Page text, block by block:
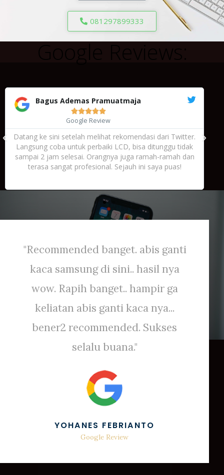
081297899333
Bagus Ademas Pramuatmaja

Google Review
Datang ke sini setelah melihat rekomendasi dari Twitter.
Langsung coba untuk perbaiki LCD, bisa ditunggu tidak
sampai 2 jam selesai. Orangnya juga ramah-ramah dan
terasa sangat profesional. Sejauh ini saya puas!
"Recommended banget. abis ganti
kaca samsung di sini.. hasil nya
wow. Rapih banget.. hampir ga
keliatan abis ganti kaca nya...
bener2 recommended. Sukses
selalu buana."
YOHANES FEBRIANTO
Google Review